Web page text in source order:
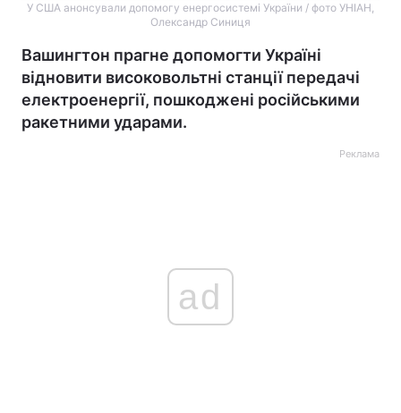
У США анонсували допомогу енергосистемі України / фото УНІАН,
Олександр Синиця
Вашингтон прагне допомогти Україні
відновити високовольтні станції передачі
електроенергії, пошкоджені російськими
ракетними ударами.
Реклама
ad